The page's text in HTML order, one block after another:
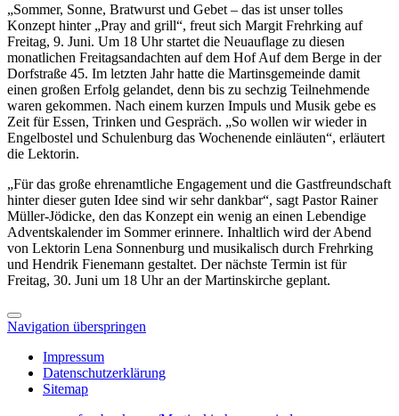
„Sommer, Sonne, Bratwurst und Gebet – das ist unser tolles
Konzept hinter „Pray and grill“, freut sich Margit Frehrking auf
Freitag, 9. Juni. Um 18 Uhr startet die Neuauflage zu diesen
monatlichen Freitagsandachten auf dem Hof Auf dem Berge in der
Dorfstraße 45. Im letzten Jahr hatte die Martinsgemeinde damit
einen großen Erfolg gelandet, denn bis zu sechzig Teilnehmende
waren gekommen. Nach einem kurzen Impuls und Musik gebe es
Zeit für Essen, Trinken und Gespräch. „So wollen wir wieder in
Engelbostel und Schulenburg das Wochenende einläuten“, erläutert
die Lektorin.
„Für das große ehrenamtliche Engagement und die Gastfreundschaft
hinter dieser guten Idee sind wir sehr dankbar“, sagt Pastor Rainer
Müller-Jödicke, den das Konzept ein wenig an einen Lebendige
Adventskalender im Sommer erinnere. Inhaltlich wird der Abend
von Lektorin Lena Sonnenburg und musikalisch durch Frehrking
und Hendrik Fienemann gestaltet. Der nächste Termin ist für
Freitag, 30. Juni um 18 Uhr an der Martinskirche geplant.
Navigation überspringen
Impressum
Datenschutzerklärung
Sitemap